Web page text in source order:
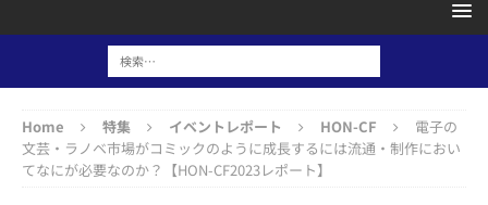
Home 特集 イベントレポート HON-CF
電子の
文芸・ラノベ市場がコミックのように成長するには流通・制作におい
てなにが必要なのか？【HON-CF2023レポート】